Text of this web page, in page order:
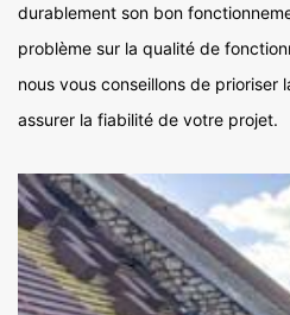
durablement son bon
problème sur la qualité de
nous vous conseillons de prioriser
assurer la fiabilité de votre projet.